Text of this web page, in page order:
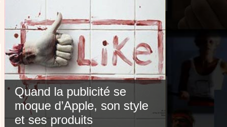
Quand la publicité se
moque d’Apple, son style
et ses produits